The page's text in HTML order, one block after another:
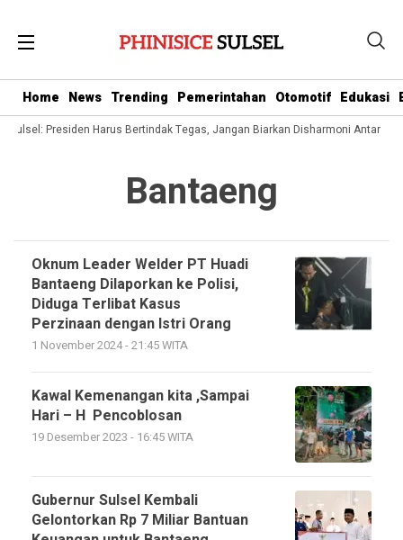
Home News Trending Pemerintahan Otomotif Edukasi
Sulsel: Presiden Harus Bertindak Tegas, Jangan Biarkan Disharmoni Antar
Bantaeng
Oknum Leader Welder PT Huadi
Bantaeng Dilaporkan ke Polisi,
Diduga Terlibat Kasus
Perzinaan dengan Istri Orang
1 November 2024 - 21:45 WITA
Kawal Kemenangan kita ,Sampai
Hari – H Pencoblosan
19 Desember 2023 - 16:45 WITA
Gubernur Sulsel Kembali
Gelontorkan Rp 7 Miliar Bantuan